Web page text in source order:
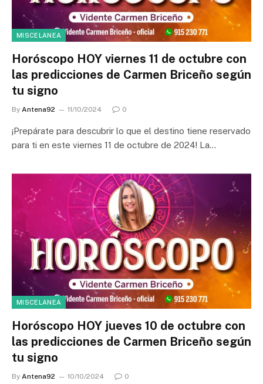
MISCELANEA
Horóscopo HOY viernes 11 de octubre con
las predicciones de Carmen Briceño según
tu signo
By Antena92 11/10/2024 0
¡Prepárate para descubrir lo que el destino tiene reservado
para ti en este viernes 11 de octubre de 2024! La…
MISCELANEA
Horóscopo HOY jueves 10 de octubre con
las predicciones de Carmen Briceño según
tu signo
By Antena92 10/10/2024 0